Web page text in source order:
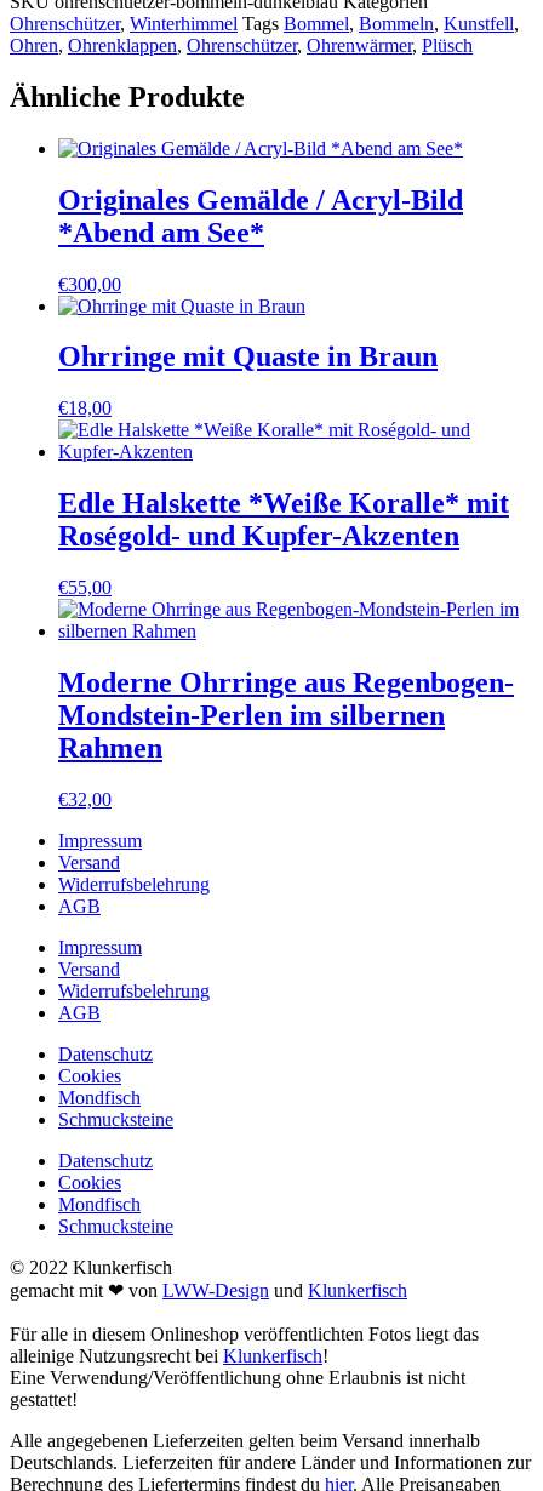
Ohrenschützer, Winterhimmel Tags Bommel, Bommeln, Kunstfell,
Ohren, Ohrenklappen, Ohrenschützer, Ohrenwärmer, Plüsch
Ähnliche Produkte
Originales Gemälde / Acryl-Bild
*Abend am See*
€300,00
Ohrringe mit Quaste in Braun
€18,00
Edle Halskette *Weiße Koralle* mit
Roségold- und Kupfer-Akzenten
€55,00
Moderne Ohrringe aus Regenbogen-
Mondstein-Perlen im silbernen
Rahmen
€32,00
Impressum
Versand
Widerrufsbelehrung
AGB
Impressum
Versand
Widerrufsbelehrung
AGB
Datenschutz
Cookies
Mondfisch
Schmucksteine
Datenschutz
Cookies
Mondfisch
Schmucksteine
© 2022 Klunkerfisch
gemacht mit ❤ von LWW-Design und Klunkerfisch
Für alle in diesem Onlineshop veröffentlichten Fotos liegt das
alleinige Nutzungsrecht bei Klunkerfisch!
Eine Verwendung/Veröffentlichung ohne Erlaubnis ist nicht
gestattet!
Alle angegebenen Lieferzeiten gelten beim Versand innerhalb
Deutschlands. Lieferzeiten für andere Länder und Informationen zur
Berechnung des Liefertermins findest du hier. Alle Preisangaben